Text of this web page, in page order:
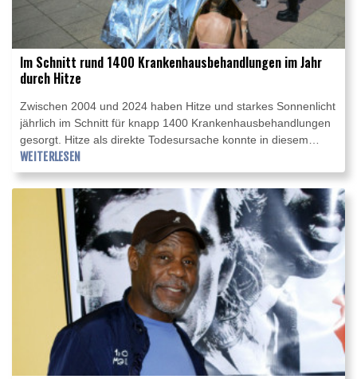
Im Schnitt rund 1400 Krankenhausbehandlungen im Jahr
durch Hitze
Zwischen 2004 und 2024 haben Hitze und starkes Sonnenlicht
jährlich im Schnitt für knapp 1400 Krankenhausbehandlungen
gesorgt. Hitze als direkte Todesursache konnte in diesem
Zeitraum im Schnitt in 21 Fällen pro Jahr festgestellt werden,
wie das Statistische Bundesamt am Donnerstag in Wiesbaden
mitteilte. Demnach steigt die Sterblichkeit bei Hitze insgesamt.
WEITERLESEN